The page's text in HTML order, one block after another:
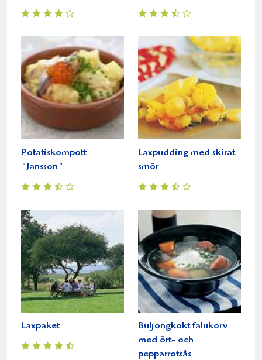
Potatiskompott
"Jansson"
Laxpudding med skirat
smör
Laxpaket
Buljongkokt falukorv
med ört- och
pepparrotsås